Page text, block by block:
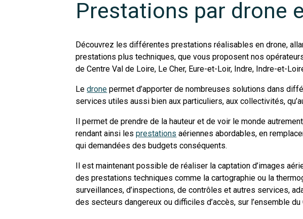
Prestations par drone
Découvrez les différentes prestations réalisables en drone,
prestations plus techniques, que vous proposent nos
de Centre Val de Loire, Le Cher, Eure-et-Loir, Indre, Indre-et-
Ledrone permet d’apporter de nombreuses solutions dans
services utiles aussi bien aux particuliers, aux collectivités,
Il permet de prendre de la hauteur et de voir le monde
rendant ainsi lesprestations aériennes abordables, en
qui demandées des budgets conséquents.
Il est maintenant possible de réaliser la captation d’images
des prestations techniques comme la cartographie ou la
surveillances, d’inspections, de contrôles et autres services,
des secteurs dangereux ou difficiles d’accès, sur l’ensemble du